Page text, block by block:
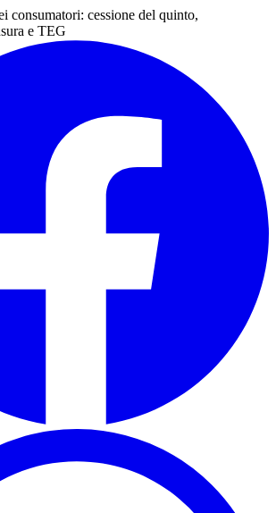
consumatori: cessione del quinto,
e TEG